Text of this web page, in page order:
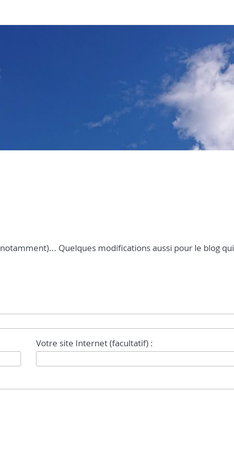
notamment)... Quelques modifications aussi pour le blog qui
Votre site Internet (facultatif) :